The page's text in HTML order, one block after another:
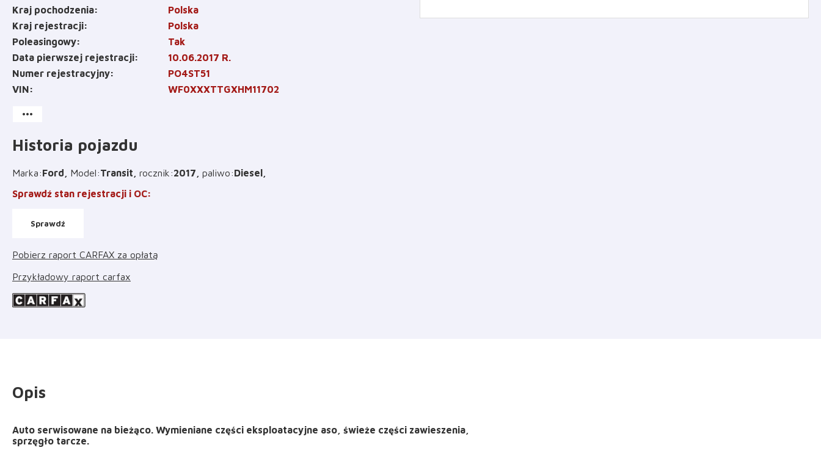
Kraj pochodzenia
Polska
Kraj rejestracji
Polska
Poleasingowy
Tak
Data pierwszej rejestracji
10.06.2017 R.
Numer rejestracyjny
PO4ST51
VIN
WF0XXXTTGXHM11702
more_horiz
Historia pojazdu
Marka:Ford Model:Transit rocznik:2017 paliwo:Diesel
Sprawdź stan rejestracji i OC:
Sprawdź
Pobierz raport CARFAX za opłatą
Przykładowy raport carfax
Opis
Auto serwisowane na bieżąco. Wymieniane części eksploatacyjne aso, świeże części zawieszenia,
sprzęgło tarcze.